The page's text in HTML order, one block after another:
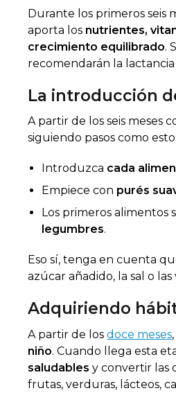
Durante los primeros seis
aporta los nutrientes,
crecimiento equilibrado.
recomendarán la
La introducción
A partir de los seis meses
siguiendo pasos como
Introduzca cada
Empiece con purés
Los primeros alimentos
legumbres.
Eso sí, tenga en cuenta
azúcar añadido, la sal o
Adquiriendo
A partir de losdoce meses
niño. Cuando llega esta
saludables y convertir las
frutas, verduras, lácteos,